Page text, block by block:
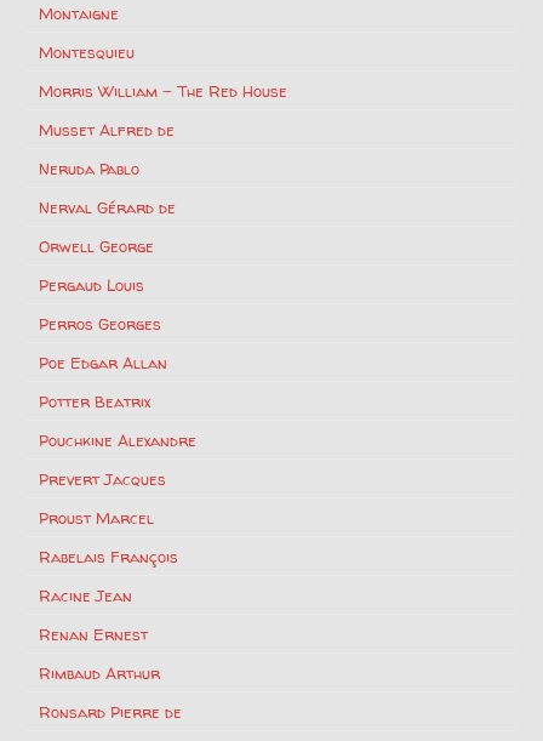
Montaigne
Montesquieu
Morris William – The Red House
Musset Alfred de
Neruda Pablo
Nerval Gérard de
Orwell George
Pergaud Louis
Perros Georges
Poe Edgar Allan
Potter Beatrix
Pouchkine Alexandre
Prevert Jacques
Proust Marcel
Rabelais François
Racine Jean
Renan Ernest
Rimbaud Arthur
Ronsard Pierre de